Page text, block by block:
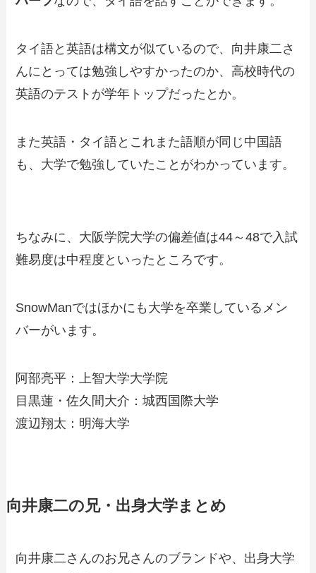
タイ語と英語は構文が似ているので、向井康二さ
んにとっては勉強しやすかったのか、高校時代の
英語のテストが学年トップだったとか。
また英語・タイ語とこれまた語順が同じ中国語
も、大学で勉強していたことがわかっています。
ちなみに、大阪学院大学の偏差値は44～48で入試
難易度は中程度といったところです。
SnowManではほかにも大学を卒業しているメン
バーがいます。
阿部亮平：上智大学大学院
目黒蓮・佐久間大介：城西国際大学
渡辺翔太：明海大学
向井康二の兄・出身大学まとめ
向井康二さんのお兄さんのブランドや、出身大学